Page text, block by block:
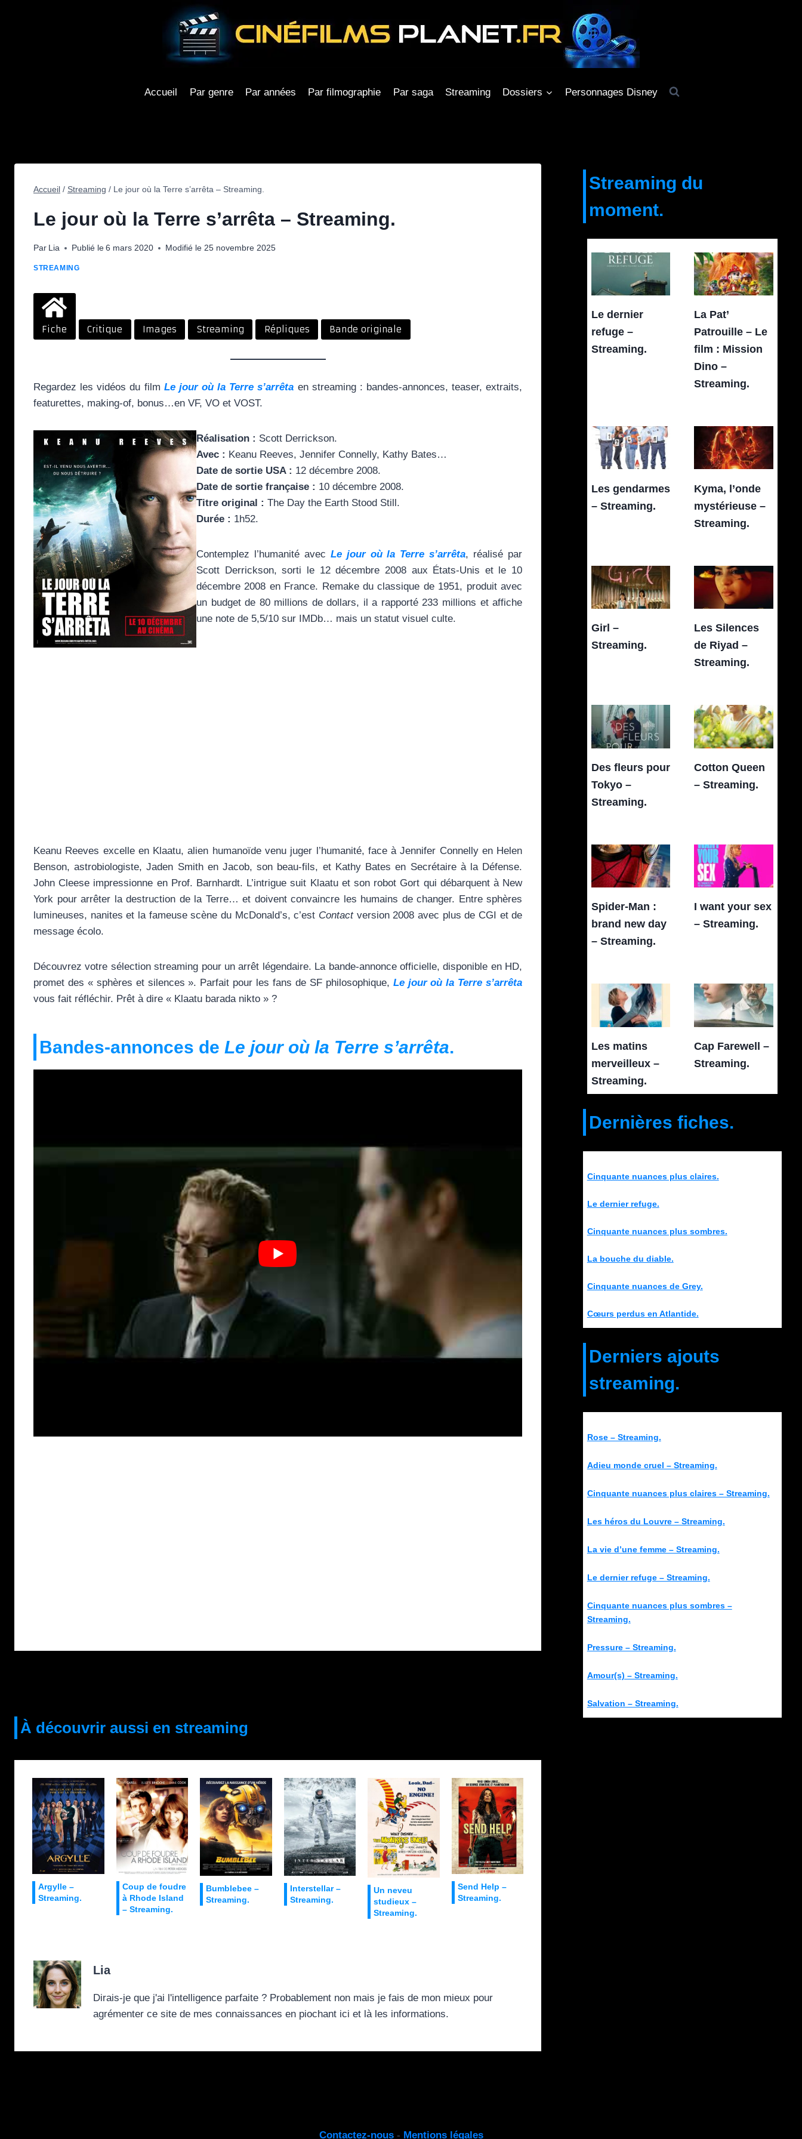
Accueil Par genre Par années Par filmographie Par saga Streaming Dossiers Personnages Disney
Accueil / Streaming / Le jour où la Terre s’arrêta – Streaming.
Le jour où la Terre s’arrêta – Streaming.
Par Lia Publié le 6 mars 2020 Modifié le 25 novembre 2025
STREAMING
Fiche Critique Images Streaming Répliques Bande originale
Regardez les vidéos du film Le jour où la Terre s’arrêta en streaming : bandes-annonces, teaser, extraits,
featurettes, making-of, bonus…en VF, VO et VOST.
Réalisation : Scott Derrickson.
Avec : Keanu Reeves, Jennifer Connelly, Kathy Bates…
Date de sortie USA : 12 décembre 2008.
Date de sortie française : 10 décembre 2008.
Titre original : The Day the Earth Stood Still.
Durée : 1h52.
Contemplez l’humanité avec Le jour où la Terre s’arrêta, réalisé par
Scott Derrickson, sorti le 12 décembre 2008 aux États-Unis et le 10
décembre 2008 en France. Remake du classique de 1951, produit avec
un budget de 80 millions de dollars, il a rapporté 233 millions et affiche
une note de 5,5/10 sur IMDb… mais un statut visuel culte.
Keanu Reeves excelle en Klaatu, alien humanoïde venu juger l’humanité, face à Jennifer Connelly en Helen
Benson, astrobiologiste, Jaden Smith en Jacob, son beau-fils, et Kathy Bates en Secrétaire à la Défense.
John Cleese impressionne en Prof. Barnhardt. L’intrigue suit Klaatu et son robot Gort qui débarquent à New
York pour arrêter la destruction de la Terre… et doivent convaincre les humains de changer. Entre sphères
lumineuses, nanites et la fameuse scène du McDonald’s, c’est Contactversion 2008 avec plus de CGI et de
message écolo.
Découvrez votre sélection streaming pour un arrêt légendaire. La bande-annonce officielle, disponible en HD,
promet des « sphères et silences ». Parfait pour les fans de SF philosophique, Le jour où la Terre s’arrêta
vous fait réfléchir. Prêt à dire « Klaatu barada nikto » ?
Bandes-annonces de Le jour où la Terre s’arrêta.
À découvrir aussi en streaming
Argylle –
Streaming.
Coup de foudre
à Rhode Island
– Streaming.
Bumblebee –
Streaming.
Interstellar –
Streaming.
Un neveu
studieux –
Streaming.
Send Help –
Streaming.
Lia
Dirais-je que j'ai l'intelligence parfaite ? Probablement non mais je fais de mon mieux pour
agrémenter ce site de mes connaissances en piochant ici et là les informations.
Streaming du
moment.
Le dernier
refuge –
Streaming.
La Pat’
Patrouille – Le
film : Mission
Dino –
Streaming.
Les gendarmes
– Streaming.
Kyma, l’onde
mystérieuse –
Streaming.
Girl –
Streaming.
Les Silences
de Riyad –
Streaming.
Des fleurs pour
Tokyo –
Streaming.
Cotton Queen
– Streaming.
Spider-Man :
brand new day
– Streaming.
I want your sex
– Streaming.
Les matins
merveilleux –
Streaming.
Cap Farewell –
Streaming.
Dernières fiches.
Cinquante nuances plus claires.
Le dernier refuge.
Cinquante nuances plus sombres.
La bouche du diable.
Cinquante nuances de Grey.
Cœurs perdus en Atlantide.
Derniers ajouts
streaming.
Rose – Streaming.
Adieu monde cruel – Streaming.
Cinquante nuances plus claires – Streaming.
Les héros du Louvre – Streaming.
La vie d’une femme – Streaming.
Le dernier refuge – Streaming.
Cinquante nuances plus sombres –
Streaming.
Pressure – Streaming.
Amour(s) – Streaming.
Salvation – Streaming.
Contactez-nous- Mentions légales